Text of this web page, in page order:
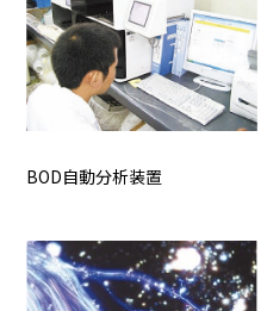
BOD自動分析装置